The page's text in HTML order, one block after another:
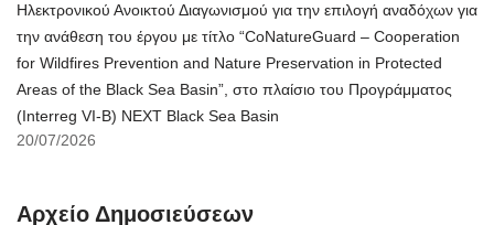
Ηλεκτρονικού Ανοικτού Διαγωνισμού για την επιλογή αναδόχων για
την ανάθεση του έργου με τίτλο “CoNatureGuard – Cooperation
for Wildfires Prevention and Nature Preservation in Protected
Areas of the Black Sea Basin”, στο πλαίσιο του Προγράμματος
(Interreg VI-B) NEXT Black Sea Basin
20/07/2026
Αρχείο Δημοσιεύσεων